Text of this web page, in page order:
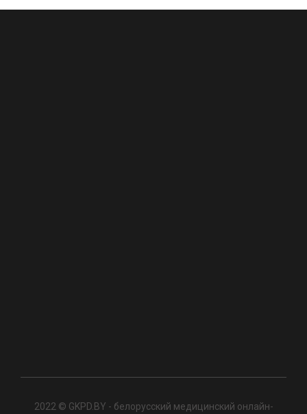
2022 © GKPD.BY - белорусский медицинский онлайн-